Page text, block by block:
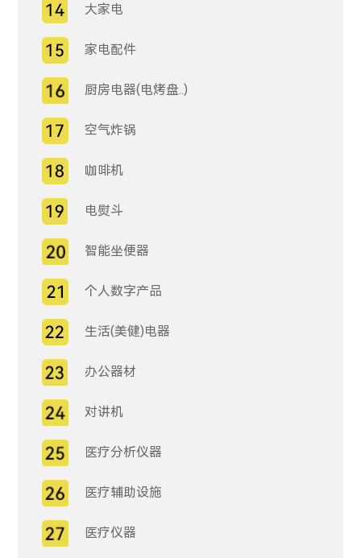
大家电
家电配件
厨房电器(电烤盘..)
空气炸锅
咖啡机
电熨斗
智能坐便器
个人数字产品
生活(美健)电器
办公器材
对讲机
医疗分析仪器
医疗辅助设施
医疗仪器